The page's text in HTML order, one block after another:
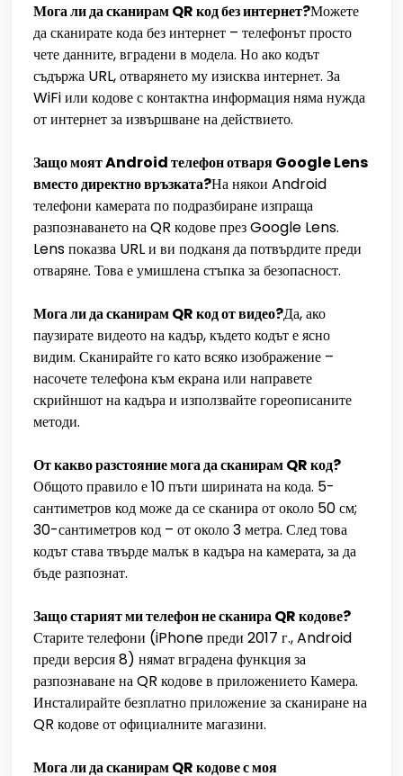
Мога ли да сканирам QR код без интернет?Можете
да сканирате кода без интернет – телефонът просто
чете данните, вградени в модела. Но ако кодът
съдържа URL, отварянето му изисква интернет. За
WiFi или кодове с контактна информация няма нужда
от интернет за извършване на действието.
Защо моят Android телефон отваря Google Lens
вместо директно връзката?На някои Android
телефони камерата по подразбиране изпраща
разпознаването на QR кодове през Google Lens.
Lens показва URL и ви подканя да потвърдите преди
отваряне. Това е умишлена стъпка за безопасност.
Мога ли да сканирам QR код от видео?Да, ако
паузирате видеото на кадър, където кодът е ясно
видим. Сканирайте го като всяко изображение –
насочете телефона към екрана или направете
скрийншот на кадъра и използвайте гореописаните
методи.
От какво разстояние мога да сканирам QR код?
Общото правило е 10 пъти ширината на кода. 5-
сантиметров код може да се сканира от около 50 см;
30-сантиметров код – от около 3 метра. След това
кодът става твърде малък в кадъра на камерата, за да
бъде разпознат.
Защо старият ми телефон не сканира QR кодове?
Старите телефони (iPhone преди 2017 г., Android
преди версия 8) нямат вградена функция за
разпознаване на QR кодове в приложението Камера.
Инсталирайте безплатно приложение за сканиране на
QR кодове от официалните магазини.
Мога ли да сканирам QR кодове с моя